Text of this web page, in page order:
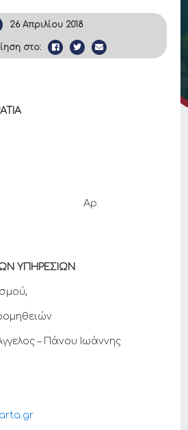
26 Απριλίου 2018
στο:
ΥΠΗΡΕΣΙΩΝ
– Πάνου Ιωάννης